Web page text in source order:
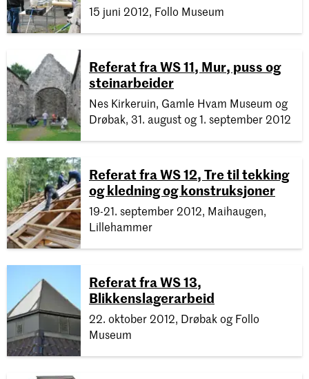
15 juni 2012, Follo Museum
Referat fra WS 11, Mur, puss og
steinarbeider
Nes Kirkeruin, Gamle Hvam Museum og
Drøbak, 31. august og 1. september 2012
Referat fra WS 12, Tre til tekking
og kledning og konstruksjoner
19-21. september 2012, Maihaugen,
Lillehammer
Referat fra WS 13,
Blikkenslagerarbeid
22. oktober 2012, Drøbak og Follo
Museum